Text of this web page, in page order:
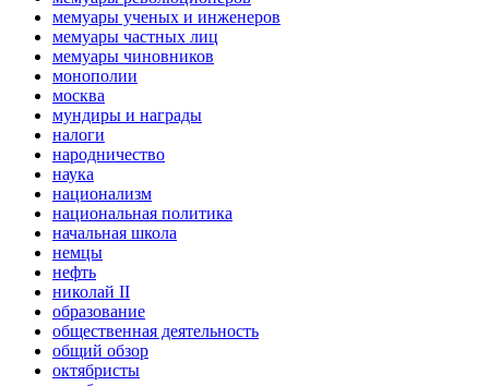
мемуары ученых и инженеров
мемуары частных лиц
мемуары чиновников
монополии
москва
мундиры и награды
налоги
народничество
наука
национализм
национальная политика
начальная школа
немцы
нефть
николай II
образование
общественная деятельность
общий обзор
октябристы